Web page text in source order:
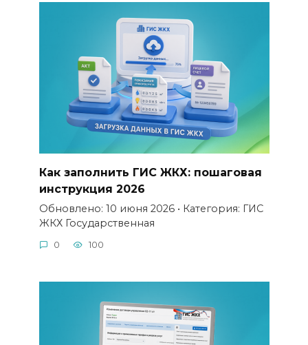
Как заполнить ГИС ЖКХ: пошаговая
инструкция 2026
Обновлено: 10 июня 2026 • Категория: ГИС
ЖКХ Государственная
0 100